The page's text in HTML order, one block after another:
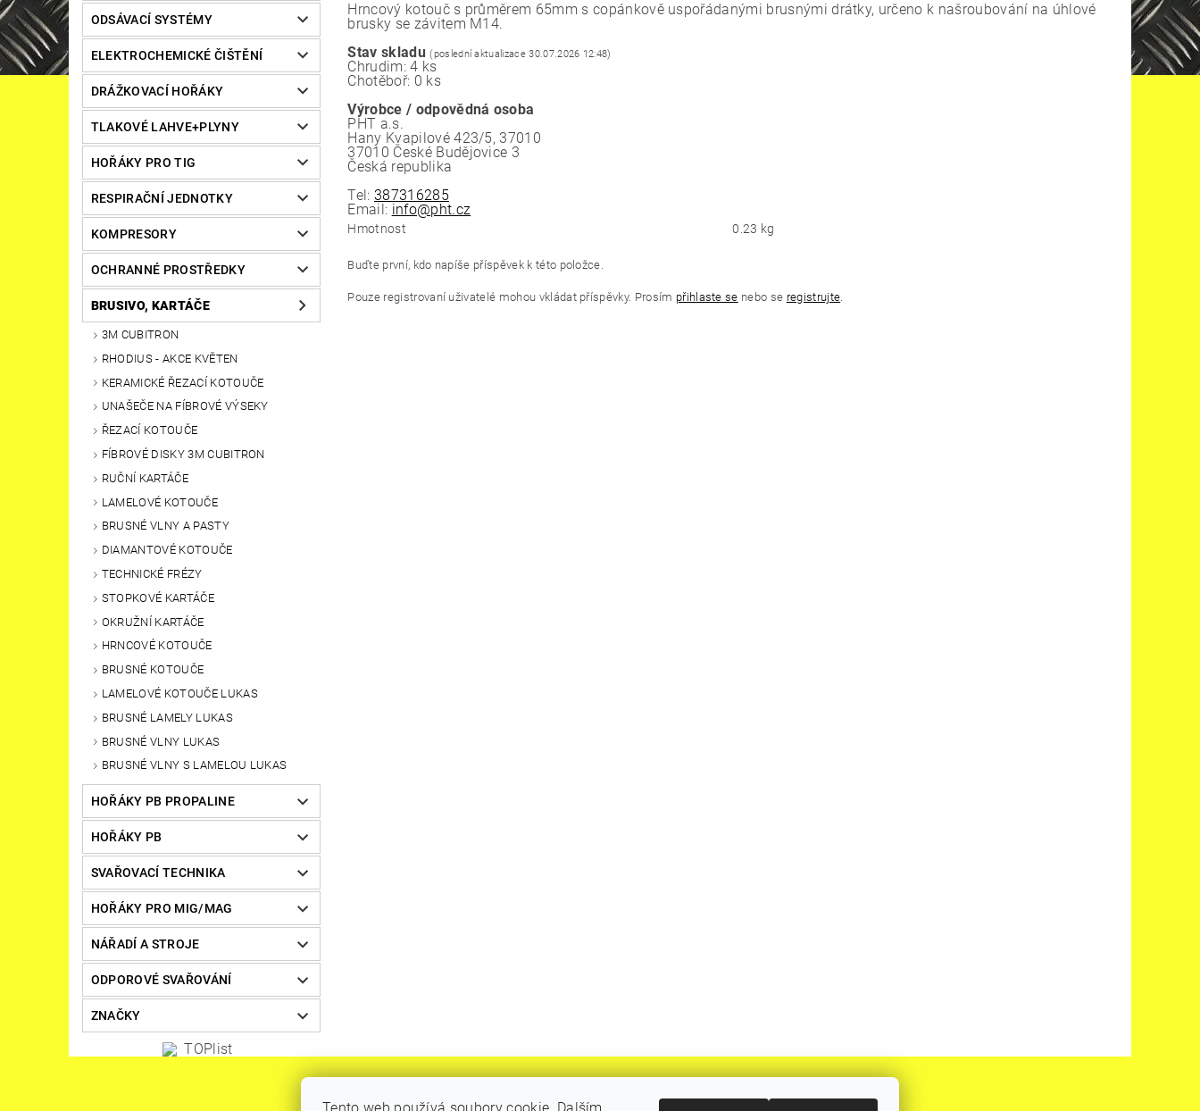
ODSÁVACÍ SYSTÉMY
ELEKTROCHEMICKÉ ČIŠTĚNÍ
DRÁŽKOVACÍ HOŘÁKY
TLAKOVÉ LAHVE+PLYNY
HOŘÁKY PRO TIG
RESPIRAČNÍ JEDNOTKY
KOMPRESORY
OCHRANNÉ PROSTŘEDKY
BRUSIVO, KARTÁČE
3M CUBITRON
RHODIUS - AKCE KVĚTEN
KERAMICKÉ ŘEZACÍ KOTOUČE
UNAŠEČE NA FÍBROVÉ VÝSEKY
ŘEZACÍ KOTOUČE
FÍBROVÉ DISKY 3M CUBITRON
RUČNÍ KARTÁČE
LAMELOVÉ KOTOUČE
BRUSNÉ VLNY A PASTY
DIAMANTOVÉ KOTOUČE
TECHNICKÉ FRÉZY
STOPKOVÉ KARTÁČE
OKRUŽNÍ KARTÁČE
HRNCOVÉ KOTOUČE
BRUSNÉ KOTOUČE
LAMELOVÉ KOTOUČE LUKAS
BRUSNÉ LAMELY LUKAS
BRUSNÉ VLNY LUKAS
BRUSNÉ VLNY S LAMELOU LUKAS
HOŘÁKY PB PROPALINE
HOŘÁKY PB
SVAŘOVACÍ TECHNIKA
HOŘÁKY PRO MIG/MAG
NÁŘADÍ A STROJE
ODPOROVÉ SVAŘOVÁNÍ
ZNAČKY
Hrncový kotouč s průměrem 65mm s copánkově uspořádanými brusnými drátky, určeno k našroubování na úhlové
brusky se závitem M14.
Stav skladu (poslední aktualizace 30.07.2026 12:48)
Chrudim: 4 ks
Chotěboř: 0 ks
Výrobce / odpovědná osoba
PHT a.s.
Hany Kvapilové 423/5, 37010
37010 České Budějovice 3
Česká republika
Tel:387316285
Email: info@pht.cz
Hmotnost 0.23 kg
Buďte první, kdo napíše příspěvek k této položce.
Pouze registrovaní uživatelé mohou vkládat příspěvky. Prosím přihlaste se nebo se registrujte.